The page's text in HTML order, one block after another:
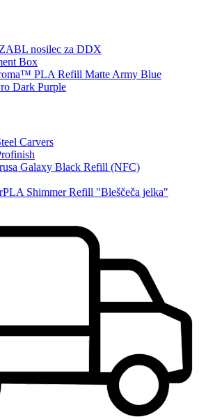
nosilec za DDX
Box
PLA Refill Matte Army Blue
Dark Purple
Carvers
Galaxy Black Refill (NFC)
Shimmer Refill "Bleščeča jelka"